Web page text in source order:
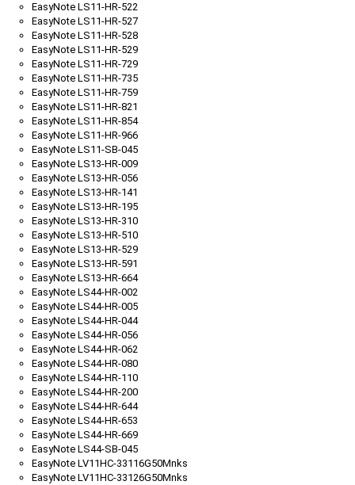
EasyNote LS11-HR-522
EasyNote LS11-HR-527
EasyNote LS11-HR-528
EasyNote LS11-HR-529
EasyNote LS11-HR-729
EasyNote LS11-HR-735
EasyNote LS11-HR-759
EasyNote LS11-HR-821
EasyNote LS11-HR-854
EasyNote LS11-HR-966
EasyNote LS11-SB-045
EasyNote LS13-HR-009
EasyNote LS13-HR-056
EasyNote LS13-HR-141
EasyNote LS13-HR-195
EasyNote LS13-HR-310
EasyNote LS13-HR-510
EasyNote LS13-HR-529
EasyNote LS13-HR-591
EasyNote LS13-HR-664
EasyNote LS44-HR-002
EasyNote LS44-HR-005
EasyNote LS44-HR-044
EasyNote LS44-HR-056
EasyNote LS44-HR-062
EasyNote LS44-HR-080
EasyNote LS44-HR-110
EasyNote LS44-HR-200
EasyNote LS44-HR-644
EasyNote LS44-HR-653
EasyNote LS44-HR-669
EasyNote LS44-SB-045
EasyNote LV11HC-33116G50Mnks
EasyNote LV11HC-33126G50Mnks